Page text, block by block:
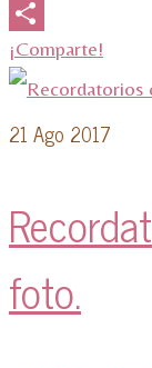
Email
¡Comparte!
21 Ago 2017
foto.